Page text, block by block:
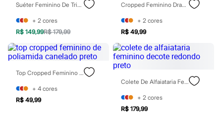
Botas
Chinelos
Rasteirinhas
Sandálias
Sapatilhas
Tênis
Marcas
City
Clock House
Mindset
Sawary
Yessica
Suéter Feminino De Tricot Com Bordado Preto
+ 2 cores
R$ 149,99R$ 179,99
Cropped Feminino Drapeado Em Malha Preto
+ 2 cores
R$ 49,99
Top Cropped Feminino De Poliamida Canelado Preto
+ 4 cores
R$ 49,99
Colete De Alfaiataria Feminino Decote Redondo Preto
+ 2 cores
R$ 179,99